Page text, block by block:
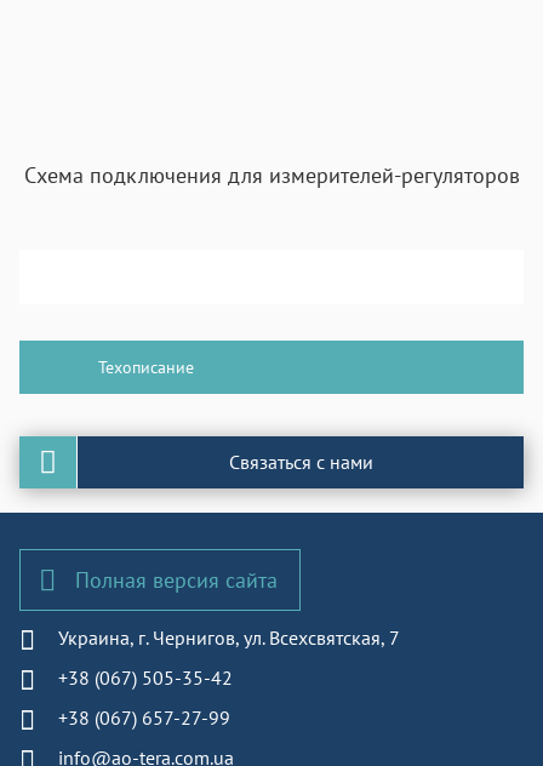
Схема подключения для измерителей-регуляторов
Техописание
Связаться с нами
Полная версия сайта
Украина, г. Чернигов, ул. Всехсвятская, 7
+38 (067) 505-35-42
+38 (067) 657-27-99
info@ao-tera.com.ua